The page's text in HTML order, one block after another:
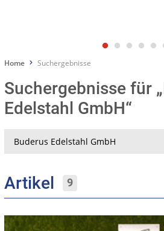
Home Suchergebnisse
Suchergebnisse für
Edelstahl GmbH“
Artikel 9